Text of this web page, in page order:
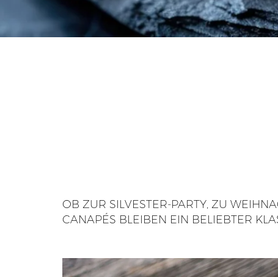
OB ZUR SILVESTER-PARTY, ZU
CANAPÉS BLEIBEN EIN BELIEBTER